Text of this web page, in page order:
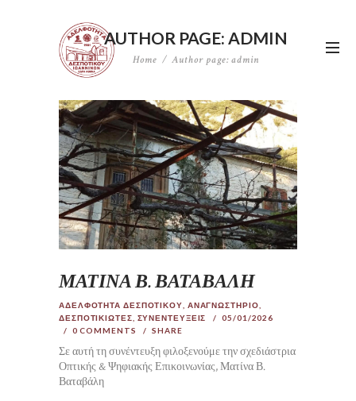
AUTHOR PAGE: ADMIN
Home Author page: admin
ΜΑΤΙΝΑ Β. ΒΑΤΑΒΑΛΗ
ΑΔΕΛΦΟΤΗΤΑ ΔΕΣΠΟΤΙΚΟΥ ΑΝΑΓΝΩΣΤΗΡΙΟ
ΔΕΣΠΟΤΙΚΙΩΤΕΣ ΣΥΝΕΝΤΕΥΞΕΙΣ
05/01/2026
0 COMMENTS SHARE
Σε αυτή τη συνέντευξη φιλοξενούμε την σχεδιάστρια
Οπτικής & Ψηφιακής Επικοινωνίας, Ματίνα Β.
Βαταβάλη